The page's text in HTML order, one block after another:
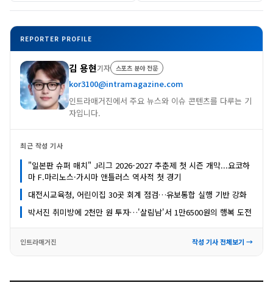
REPORTER PROFILE
김 용현기자 스포츠 분야 전문
kor3100@intramagazine.com
인트라매거진에서 주요 뉴스와 이슈 콘텐츠를 다루는 기
자입니다.
최근 작성 기사
"일본판 슈퍼 매치" J리그 2026-2027 추춘제 첫 시즌 개막...요코하
마 F.마리노스·가시마 앤틀러스 역사적 첫 경기
대전시교육청, 어린이집 30곳 회계 점검…유보통합 실행 기반 강화
박서진 취미방에 2천만 원 투자…'살림남'서 1만6500원의 행복 도전
인트라매거진 작성 기사 전체보기 →